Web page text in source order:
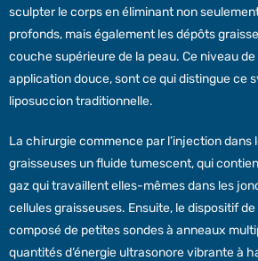
sculpter le corps en éliminant non
profonds, mais également les dépôts
couche supérieure de la peau. Ce niveau
application douce, sont ce qui distingue ce
liposuccion traditionnelle.
La chirurgie commence par l’injection dans
graisseuses un fluide tumescent, qui
gaz qui travaillent elles-mêmes dans les
cellules graisseuses. Ensuite, le dispositif de
composé de petites sondes à anneaux
quantités d’énergie ultrasonore vibrante à